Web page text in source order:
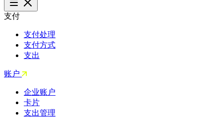
支付
支付处理
支付方式
支出
账户
企业账户
卡片
支出管理